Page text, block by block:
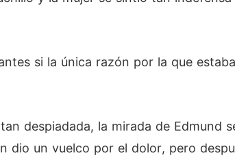
si la única razón por la que
despiadada, la mirada de Edmund
dio un vuelco por el dolor, pero